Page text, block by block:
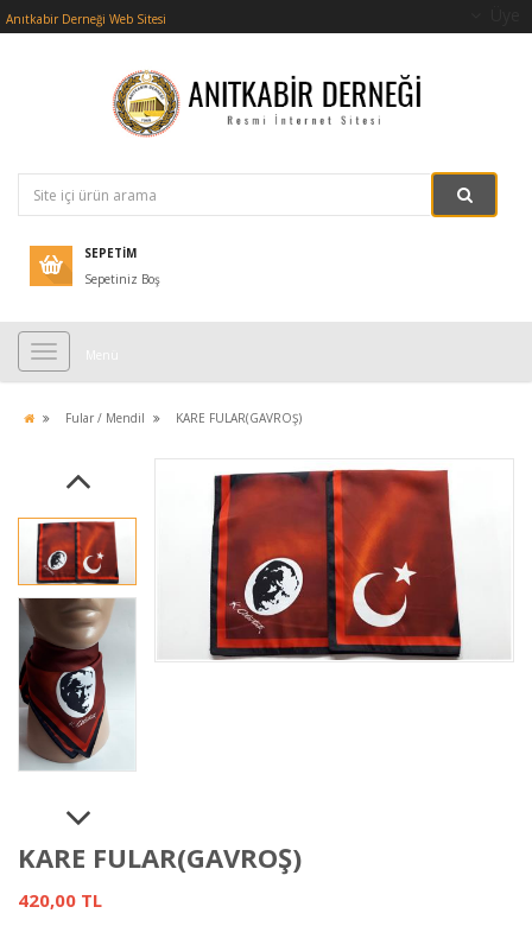
Anıtkabir Derneği Web Sitesi
SEPETIM
Sepetiniz Boş
Fular / Mendil KARE FULAR(GAVROŞ)
KARE FULAR(GAVROŞ)
420,00 TL